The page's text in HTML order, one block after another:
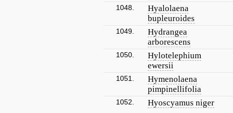
1048.
Hyalolaena
bupleuroides
1049.
Hydrangea
arborescens
1050.
Hylotelephium
ewersii
1051.
Hymenolaena
pimpinellifolia
1052. Hyoscyamus niger